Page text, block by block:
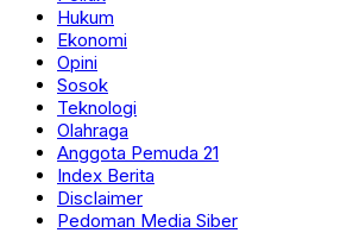
Hukum
Ekonomi
Opini
Sosok
Teknologi
Olahraga
Anggota Pemuda 21
Index Berita
Disclaimer
Pedoman Media Siber